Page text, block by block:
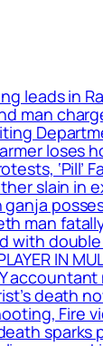
leads in
man
loses
‘Pill’
slain
man
IN
death
Fire